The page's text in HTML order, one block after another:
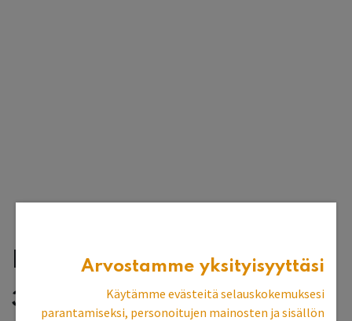
Laatikosto (40)
317,93
Arvostamme yksityisyyttäsi
Käytämme evästeitä selauskokemuksesi
parantamiseksi, personoitujen mainosten ja sisällön